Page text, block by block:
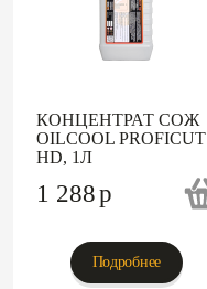
КОНЦЕНТРАТ СОЖ
OILCOOL PROFICUT
HD, 1Л
1 288p
Подробнее